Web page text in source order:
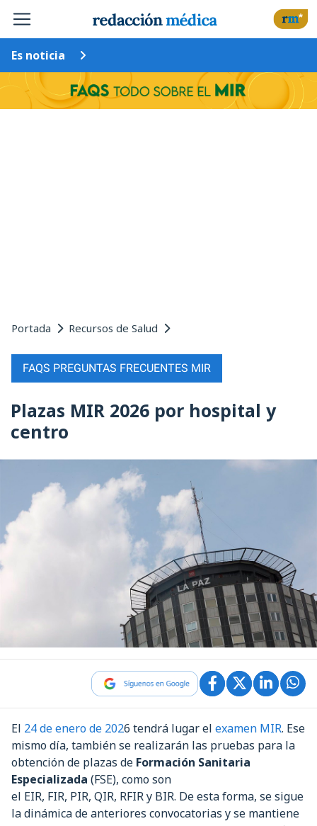
Es noticia
Portada Recursos de Salud
FAQS PREGUNTAS FRECUENTES MIR
Plazas MIR 2026 por hospital y
centro
El 24 de enero de 2026 tendrá lugar el examen MIR. Ese
mismo día, también se realizarán las pruebas para la
obtención de plazas de Formación Sanitaria
Especializada (FSE), como son
el EIR, FIR, PIR, QIR, RFIR y BIR. De esta forma, se sigue
la dinámica de anteriores convocatorias y se mantiene